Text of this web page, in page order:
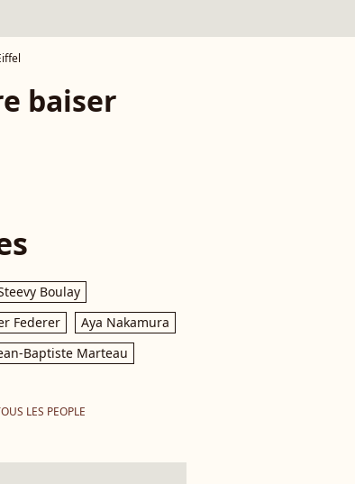
baiser
Boulay
Federer
Aya Nakamura
Baptiste Marteau
LES PEOPLE